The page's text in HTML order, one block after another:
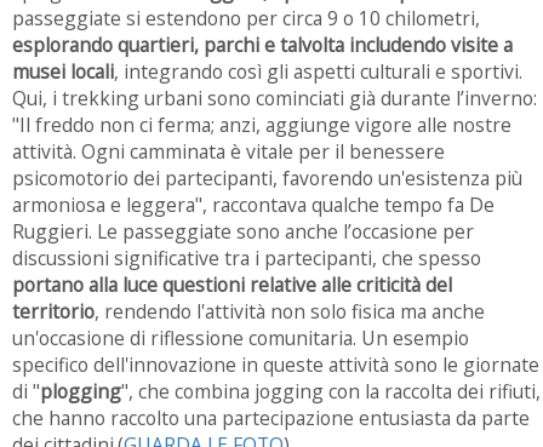
passeggiate si estendono per circa 9 o 10 chilometri,
esplorando quartieri, parchi e talvolta includendo visite a
musei locali, integrando così gli aspetti culturali e sportivi.
Qui, i trekking urbani sono cominciati già durante l’inverno:
"Il freddo non ci ferma; anzi, aggiunge vigore alle nostre
attività. Ogni camminata è vitale per il benessere
psicomotorio dei partecipanti, favorendo un'esistenza più
armoniosa e leggera", raccontava qualche tempo fa De
Ruggieri. Le passeggiate sono anche l’occasione per
discussioni significative tra i partecipanti, che spesso
portano alla luce questioni relative alle criticità del
territorio, rendendo l'attività non solo fisica ma anche
un'occasione di riflessione comunitaria. Un esempio
specifico dell'innovazione in queste attività sono le giornate
di "plogging", che combina jogging con la raccolta dei rifiuti,
che hanno raccolto una partecipazione entusiasta da parte